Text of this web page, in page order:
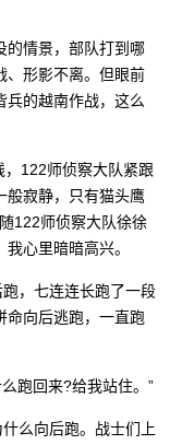
的情景，部队打到哪
、形影不离。但眼前
兵的越南作战，这么
122师侦察大队紧跟
般寂静，只有猫头鹰
122师侦察大队徐徐
心里暗暗高兴。
，七连连长跑了一段
命向后逃跑，一直跑
跑回来?给我站住。”
么向后跑。战士们上